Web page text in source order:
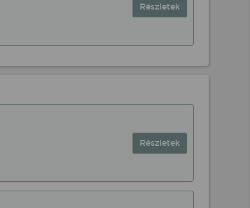
Részletek
Részletek